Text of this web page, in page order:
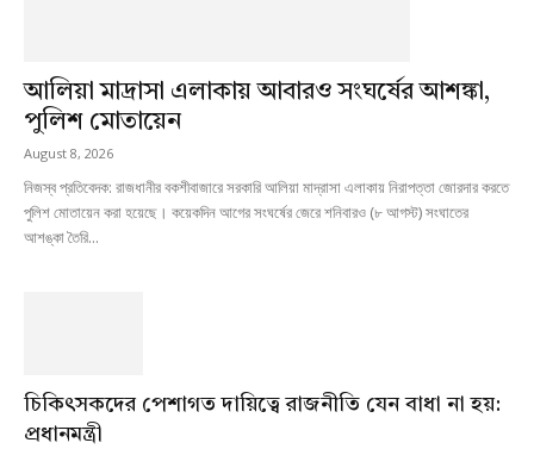
আলিয়া মাদ্রাসা এলাকায় আবারও সংঘর্ষের আশঙ্কা,
পুলিশ মোতায়েন
August 8, 2026
নিজস্ব প্রতিবেদক: রাজধানীর বকশীবাজারে সরকারি আলিয়া মাদ্রাসা এলাকায় নিরাপত্তা জোরদার করতে
পুলিশ মোতায়েন করা হয়েছে। কয়েকদিন আগের সংঘর্ষের জেরে শনিবারও (৮ আগস্ট) সংঘাতের
আশঙ্কা তৈরি...
চিকিৎসকদের পেশাগত দায়িত্বে রাজনীতি যেন বাধা না হয়:
প্রধানমন্ত্রী